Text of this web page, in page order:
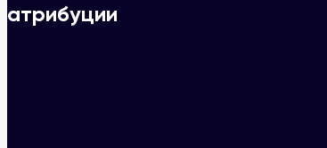
атрибуции